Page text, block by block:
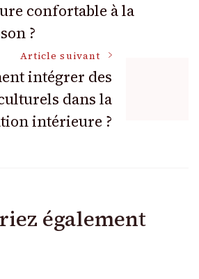
confortable à la
?
Article suivant
intégrer des
dans la
intérieure ?
également